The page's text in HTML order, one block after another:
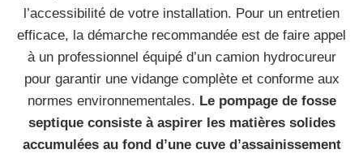
l’accessibilité de votre installation. Pour un entretien
efficace, la démarche recommandée est de faire appel
à un professionnel équipé d’un camion hydrocureur
pour garantir une vidange complète et conforme aux
normes environnementales. Le pompage de fosse
septique consiste à aspirer les matières solides
accumulées au fond d’une cuve d’assainissement